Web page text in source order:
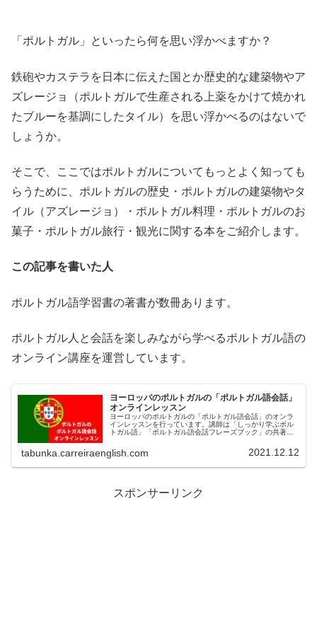
「ポルトガル」といったら何を思い浮かべますか？
鉄砲やカステラを日本に伝えた国とか歴史的な建築物やア
ズレージョ（ポルトガルで生産される上薬をかけて焼かれ
たブルーを基調にしたタイル）を思い浮かべるのはないで
しょうか。
そこで、ここではポルトガルについてもっとよく知っても
らうために、ポルトガルの歴史・ポルトガルの建築物やタ
イル（アズレージョ）・ポルトガル料理・ポルトガルのお
菓子・ポルトガル旅行・観光に関する本をご紹介します。
この記事を書いた人
ポルトガル語学習書の著書が数冊あります。
ポルトガル人と会話を楽しみながら学べるポルトガル語の
オンライン講座を運営しています。
ヨーロッパのポルトガルの「ポルトガル語会話」
オンラインレッスン
ヨーロッパのポルトガルの「ポルトガル語会話」のオンラ
インレッスンを行っています。講師は「しっかり学ぶポル
トガル語」「ポルトガル語会話フレーズブック」の共著
す。また、ポルトガル文化・料理関係の講演・セミナーも
行っています。
tabunka.carreiraenglish.com 2021.12.12
スポンサーリンク